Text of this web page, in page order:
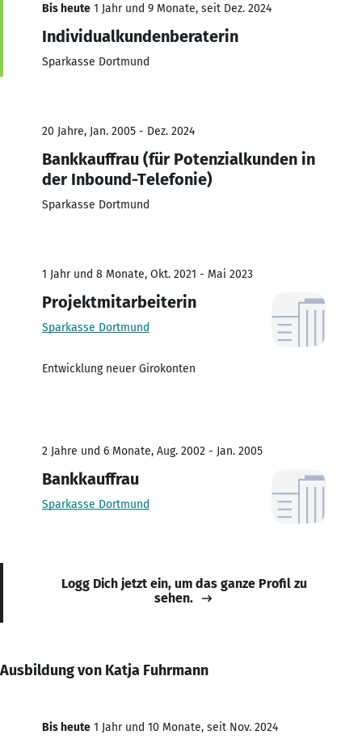
Bis heute 1 Jahr und 9 Monate, seit Dez. 2024
Individualkundenberaterin
Sparkasse Dortmund
20 Jahre, Jan. 2005 - Dez. 2024
Bankkauffrau (für Potenzialkunden in
der Inbound-Telefonie)
Sparkasse Dortmund
1 Jahr und 8 Monate, Okt. 2021 - Mai 2023
Projektmitarbeiterin
Sparkasse Dortmund
Entwicklung neuer Girokonten
2 Jahre und 6 Monate, Aug. 2002 - Jan. 2005
Bankkauffrau
Sparkasse Dortmund
Logg Dich jetzt ein, um das ganze Profil zu
sehen.
Ausbildung von Katja Fuhrmann
Bis heute 1 Jahr und 10 Monate, seit Nov. 2024